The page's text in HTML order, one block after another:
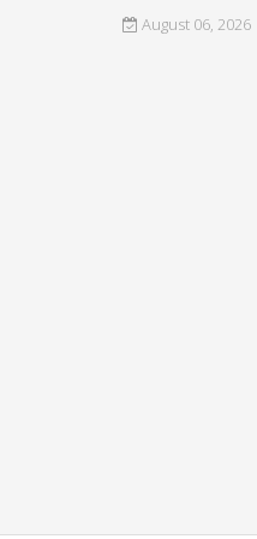
August 06, 2026